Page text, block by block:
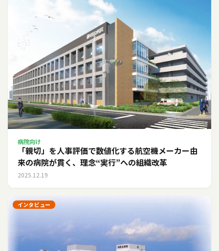
病院向け
「親切」を人事評価で数値化する――航空機メーカー由
来の病院が貫く、理念“実行”への組織改革
2025.12.19
インタビュー